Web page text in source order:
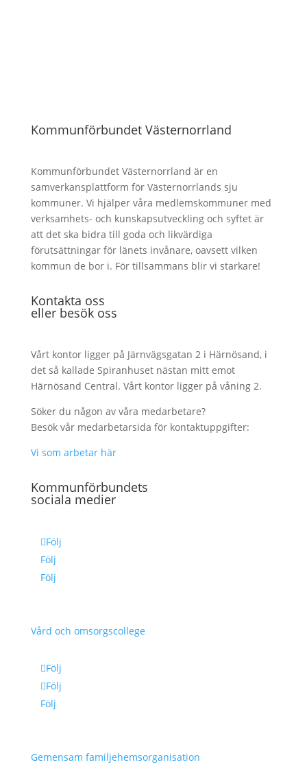
Kommunförbundet Västernorrland
Kommunförbundet Västernorrland är en
samverkansplattform för Västernorrlands sju
kommuner. Vi hjälper våra medlemskommuner med
verksamhets- och kunskapsutveckling och syftet är
att det ska bidra till goda och likvärdiga
förutsättningar för länets invånare, oavsett vilken
kommun de bor i. För tillsammans blir vi starkare!
Kontakta oss
eller besök oss
Vårt kontor ligger på Järnvägsgatan 2 i Härnösand, i
det så kallade Spiranhuset nästan mitt emot
Härnösand Central. Vårt kontor ligger på våning 2.
Söker du någon av våra medarbetare?
Besök vår medarbetarsida för kontaktuppgifter:
Vi som arbetar här
Kommunförbundets
sociala medier
Följ
Följ
Följ
Vård och omsorgscollege
Följ
Följ
Följ
Gemensam familjehemsorganisation